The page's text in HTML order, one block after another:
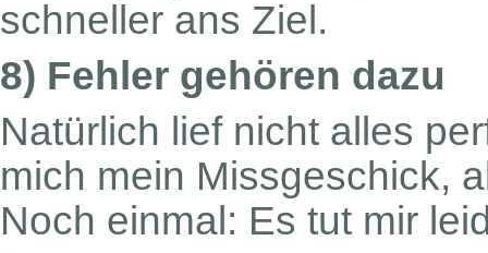
schneller ans Ziel.
8) Fehler gehören dazu
Natürlich lief nicht alles
mich mein Missgeschick,
Noch einmal: Es tut mir